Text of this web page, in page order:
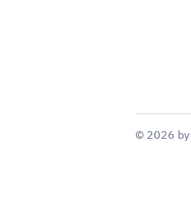
© 2026 by